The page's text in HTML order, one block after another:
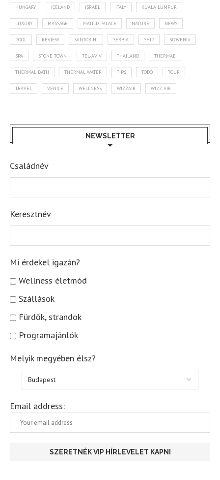
HUNGARY ICELAND ISRAEL ITALY KUALA LUMPUR
LUXURY MASSAGE MATILD PALACE NATURE NEWS
POOL REVIEW SANTORINI SERBIA SHIP SLOVENIA
SPA STONE TOWN TEL-AVIV THAILAND THERMAE
THERMAL BATH THERMAL WATER TIPS TODO TOUR
TRAVEL VENICE WELLNESS WIZZAIR WIZZ AIR
NEWSLETTER
Családnév
Keresztnév
Mi érdekel igazán?
Wellness életmód
Szállások
Fürdők, strandok
Programajánlók
Melyik megyében élsz?
Email address: